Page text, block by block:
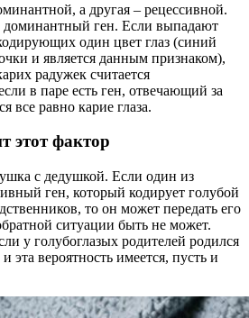
а другая – рецессивной.
доминантный ген. Если выпадают
один цвет глаз (синий
и является данным признаком),
радужек считается
в паре есть ген, отвечающий за
все равно карие глаза.
этот фактор
с дедушкой. Если один из
ген, который кодирует голубой
то он может передать его
ситуации быть не может.
у голубоглазых родителей родился
эта вероятность имеется, пусть и